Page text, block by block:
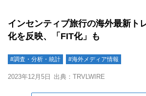
インセンティブ旅行の海外最新ト
化を反映、「FIT化」も
#調査・分析・統計 #海外メディア情報
2023年12月5日 出典：TRVLWIRE